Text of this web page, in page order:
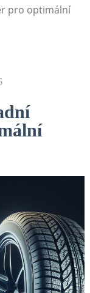
pro optimální